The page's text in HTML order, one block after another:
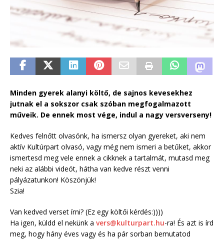
Minden gyerek alanyi költő, de sajnos kevesekhez
jutnak el a sokszor csak szóban megfogalmazott
műveik. De ennek most vége, indul a nagy versverseny!
Kedves felnőtt olvasónk, ha ismersz olyan gyereket, aki nem
aktív Kultúrpart olvasó, vagy még nem ismeri a betűket, akkor
ismertesd meg vele ennek a cikknek a tartalmát, mutasd meg
neki az alábbi videót, hátha van kedve részt venni
pályázatunkon! Köszönjük!
Szia!
Van kedved verset írni? (Ez egy költői kérdés:))))
Ha igen, küldd el nekünk a vers@kulturpart.hu-ra! És azt is írd
meg, hogy hány éves vagy és ha pár sorban bemutatod